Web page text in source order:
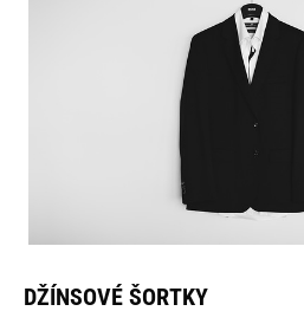
DŽÍNSOVÉ ŠORTKY